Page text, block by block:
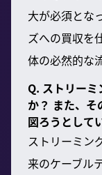
大が必須とな
ズへの買収を
体の必然的な
Q. ストリー
か？ また、
図ろうとして
ストリーミン
来のケーブル